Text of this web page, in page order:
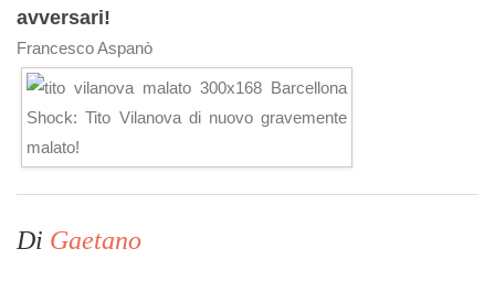
avversari!
Francesco Aspanò
Di Gaetano